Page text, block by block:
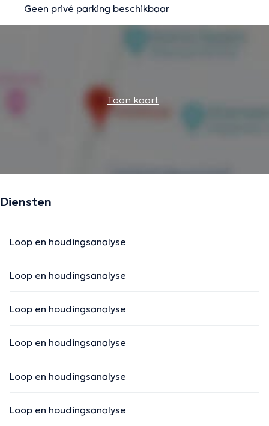
Geen privé parking beschikbaar
Toon kaart
Diensten
Loop en houdingsanalyse
Loop en houdingsanalyse
Loop en houdingsanalyse
Loop en houdingsanalyse
Loop en houdingsanalyse
Loop en houdingsanalyse